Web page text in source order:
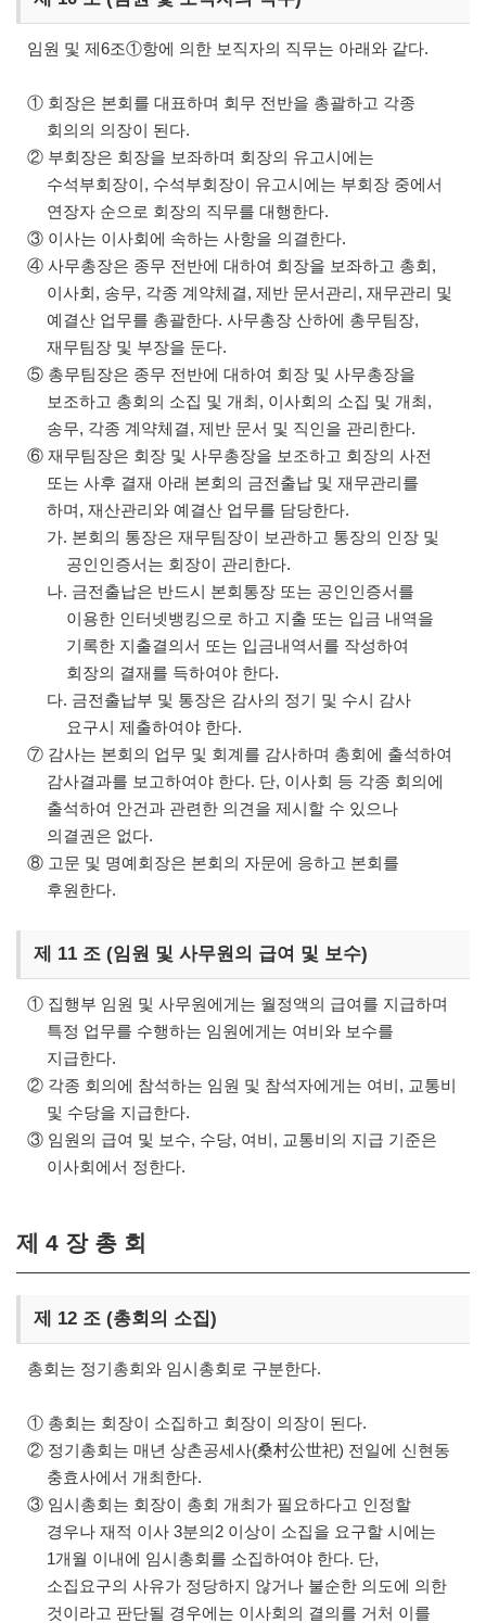
임원 및 제6조①항에 의한 보직자의 직무는 아래와 같다.
① 회장은 본회를 대표하며 회무 전반을 총괄하고 각종
회의의 의장이 된다.
② 부회장은 회장을 보좌하며 회장의 유고시에는
수석부회장이, 수석부회장이 유고시에는 부회장 중에서
연장자 순으로 회장의 직무를 대행한다.
③ 이사는 이사회에 속하는 사항을 의결한다.
④ 사무총장은 종무 전반에 대하여 회장을 보좌하고 총회,
이사회, 송무, 각종 계약체결, 제반 문서관리, 재무관리 및
예결산 업무를 총괄한다. 사무총장 산하에 총무팀장,
재무팀장 및 부장을 둔다.
⑤ 총무팀장은 종무 전반에 대하여 회장 및 사무총장을
보조하고 총회의 소집 및 개최, 이사회의 소집 및 개최,
송무, 각종 계약체결, 제반 문서 및 직인을 관리한다.
⑥ 재무팀장은 회장 및 사무총장을 보조하고 회장의 사전
또는 사후 결재 아래 본회의 금전출납 및 재무관리를
하며, 재산관리와 예결산 업무를 담당한다.
가. 본회의 통장은 재무팀장이 보관하고 통장의 인장 및
공인인증서는 회장이 관리한다.
나. 금전출납은 반드시 본회통장 또는 공인인증서를
이용한 인터넷뱅킹으로 하고 지출 또는 입금 내역을
기록한 지출결의서 또는 입금내역서를 작성하여
회장의 결재를 득하여야 한다.
다. 금전출납부 및 통장은 감사의 정기 및 수시 감사
요구시 제출하여야 한다.
⑦ 감사는 본회의 업무 및 회계를 감사하며 총회에 출석하여
감사결과를 보고하여야 한다. 단, 이사회 등 각종 회의에
출석하여 안건과 관련한 의견을 제시할 수 있으나
의결권은 없다.
⑧ 고문 및 명예회장은 본회의 자문에 응하고 본회를
후원한다.
제 11 조 (임원 및 사무원의 급여 및 보수)
① 집행부 임원 및 사무원에게는 월정액의 급여를 지급하며
특정 업무를 수행하는 임원에게는 여비와 보수를
지급한다.
② 각종 회의에 참석하는 임원 및 참석자에게는 여비, 교통비
및 수당을 지급한다.
③ 임원의 급여 및 보수, 수당, 여비, 교통비의 지급 기준은
이사회에서 정한다.
제 4 장 총 회
제 12 조 (총회의 소집)
총회는 정기총회와 임시총회로 구분한다.
① 총회는 회장이 소집하고 회장이 의장이 된다.
② 정기총회는 매년 상촌공세사(桑村公世祀) 전일에 신현동
충효사에서 개최한다.
③ 임시총회는 회장이 총회 개최가 필요하다고 인정할
경우나 재적 이사 3분의2 이상이 소집을 요구할 시에는
1개월 이내에 임시총회를 소집하여야 한다. 단,
소집요구의 사유가 정당하지 않거나 불순한 의도에 의한
것이라고 판단될 경우에는 이사회의 결의를 거처 이를